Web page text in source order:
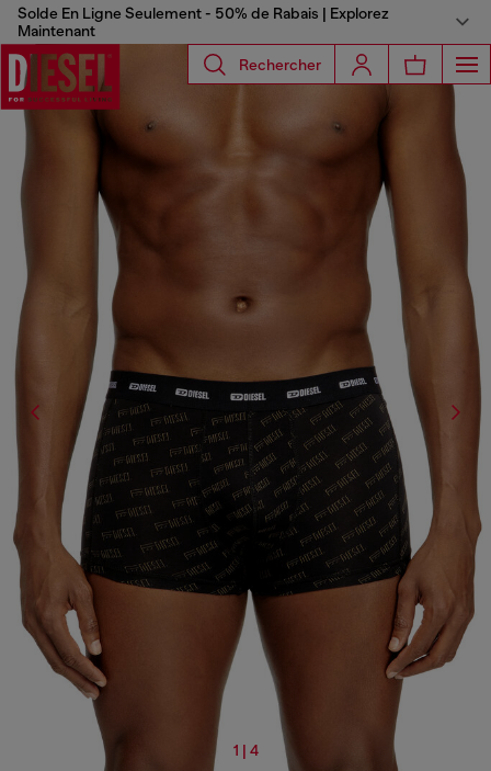
Solde En Ligne Seulement - 50% de Rabais | Explorez
Maintenant
Rechercher
1 | 4